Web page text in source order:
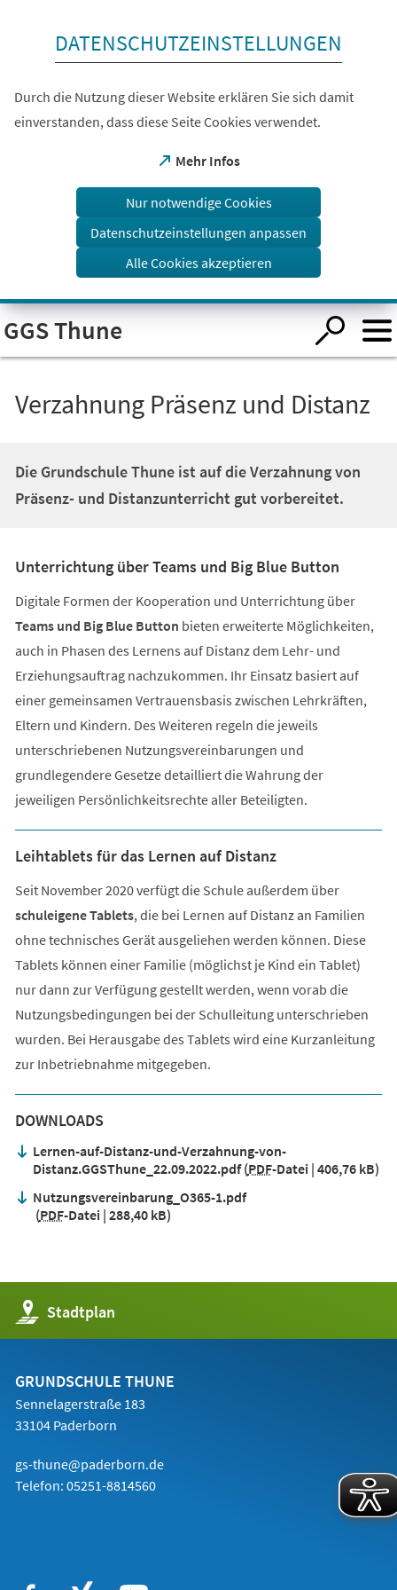
Visuelle
Assistenzsoftware
öffnen.
DATENSCHUTZEINSTELLUNGEN
Durch die Nutzung dieser Website erklären Sie sich damit
einverstanden, dass diese Seite Cookies verwendet.
Mehr Infos
(Öffnet
einem
Tab)
Nur notwendige Cookies
Datenschutzeinstellungen anpassen
Alle Cookies akzeptieren
GGS Thune
Verzahnung Präsenz und Distanz
Die Grundschule Thune ist auf die Verzahnung von
Präsenz- und Distanzunterricht gut vorbereitet.
Unterrichtung über Teams und Big Blue Button
Digitale Formen der Kooperation und Unterrichtung über
Teams und Big Blue Button bieten erweiterte Möglichkeiten,
auch in Phasen des Lernens auf Distanz dem Lehr- und
Erziehungsauftrag nachzukommen. Ihr Einsatz basiert auf
einer gemeinsamen Vertrauensbasis zwischen Lehrkräften,
Eltern und Kindern. Des Weiteren regeln die jeweils
unterschriebenen Nutzungsvereinbarungen und
grundlegendere Gesetze detailliert die Wahrung der
jeweiligen Persönlichkeitsrechte aller Beteiligten.
Leihtablets für das Lernen auf Distanz
Seit November 2020 verfügt die Schule außerdem über
schuleigene Tablets, die bei Lernen auf Distanz an Familien
ohne technisches Gerät ausgeliehen werden können. Diese
Tablets können einer Familie (möglichst je Kind ein Tablet)
nur dann zur Verfügung gestellt werden, wenn vorab die
Nutzungsbedingungen bei der Schulleitung unterschrieben
wurden. Bei Herausgabe des Tablets wird eine Kurzanleitung
zur Inbetriebnahme mitgegeben.
DOWNLOADS
Lernen-auf-Distanz-und-Verzahnung-von-
Distanz.GGSThune_22.09.2022.pdf PDF-Datei 406,76 kB
Nutzungsvereinbarung_O365-1.pdf
PDF-Datei 288,40 kB
Stadtplan
(Öffnet
in
einem
Tab)
GRUNDSCHULE THUNE
Sennelagerstraße 183
33104 Paderborn
gs-thune@paderborn.de
Telefon: 05251-8814560